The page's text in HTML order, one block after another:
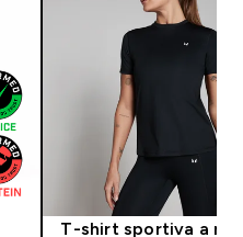
T-shirt sportiva a